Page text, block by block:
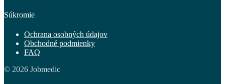
Súkromie
Ochrana osobných údajov
Obchodné podmienky
FAQ
© 2026 Jobmedic